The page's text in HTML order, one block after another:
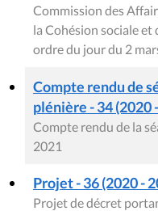
Commission des
la Cohésion sociale
ordre du jour du 2
Compte rendu de
plénière - 34 (2020
Compte rendu de la
2021
Projet - 36 (2020 -
Projet de décret